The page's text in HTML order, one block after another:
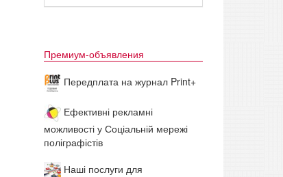
Премиум-объявления
Передплата на журнал Print+
Ефективні рекламні
можливості у Соціальній мережі
поліграфістів
Наші послуги для